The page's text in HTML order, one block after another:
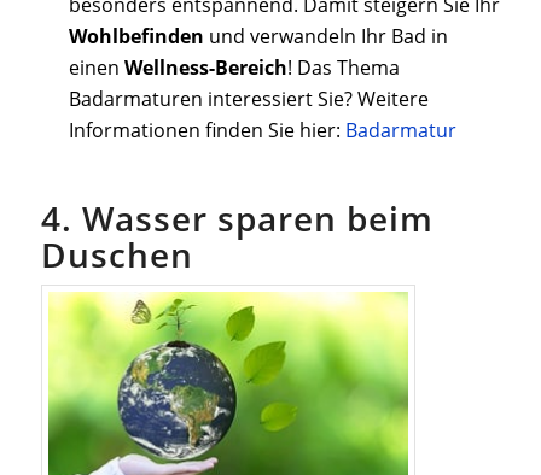
Wohlbefinden und verwandeln Ihr Bad in
einen Wellness-Bereich! Das Thema
Badarmaturen interessiert Sie? Weitere
Informationen finden Sie hier: Badarmatur
4. Wasser sparen beim
Duschen